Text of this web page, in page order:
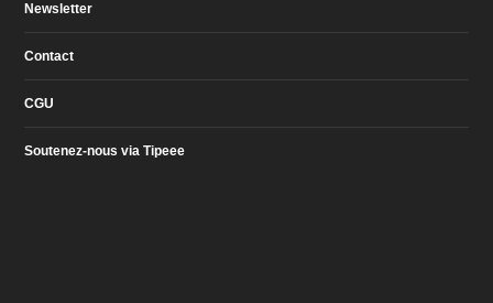
Newsletter
Contact
CGU
Soutenez-nous via Tipeee